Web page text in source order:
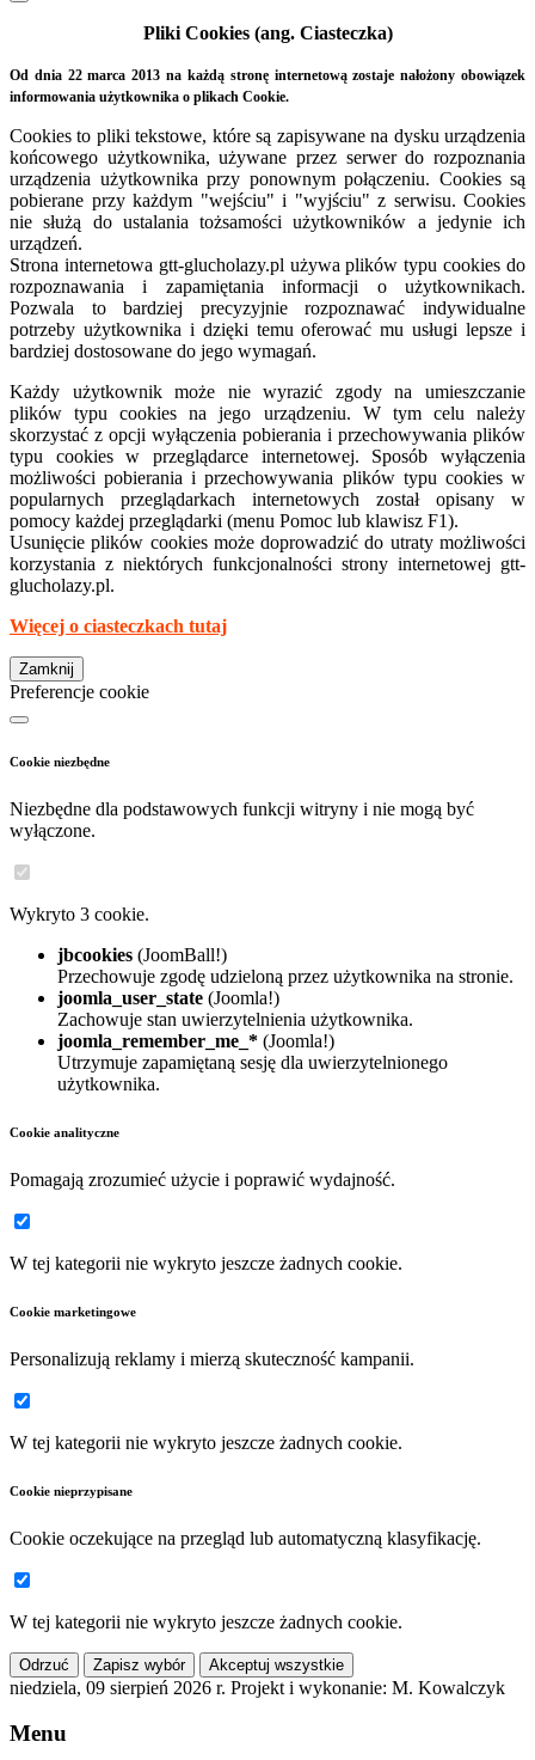
Pliki Cookies (ang. Ciasteczka)
Od dnia 22 marca 2013 na każdą stronę internetową zostaje nałożony obowiązek
informowania użytkownika o plikach Cookie.
Cookies to pliki tekstowe, które są zapisywane na dysku urządzenia
końcowego użytkownika, używane przez serwer do rozpoznania
urządzenia użytkownika przy ponownym połączeniu. Cookies są
pobierane przy każdym "wejściu" i "wyjściu" z serwisu. Cookies
nie służą do ustalania tożsamości użytkowników a jedynie ich
urządzeń.
Strona internetowa gtt-glucholazy.pl używa plików typu cookies do
rozpoznawania i zapamiętania informacji o użytkownikach.
Pozwala to bardziej precyzyjnie rozpoznawać indywidualne
potrzeby użytkownika i dzięki temu oferować mu usługi lepsze i
bardziej dostosowane do jego wymagań.
Każdy użytkownik może nie wyrazić zgody na umieszczanie
plików typu cookies na jego urządzeniu. W tym celu należy
skorzystać z opcji wyłączenia pobierania i przechowywania plików
typu cookies w przeglądarce internetowej. Sposób wyłączenia
możliwości pobierania i przechowywania plików typu cookies w
popularnych przeglądarkach internetowych został opisany w
pomocy każdej przeglądarki (menu Pomoc lub klawisz F1).
Usunięcie plików cookies może doprowadzić do utraty możliwości
korzystania z niektórych funkcjonalności strony internetowej gtt-
glucholazy.pl.
Więcej o ciasteczkach tutaj
Zamknij
Preferencje cookie
Cookie niezbędne
Niezbędne dla podstawowych funkcji witryny i nie mogą być
wyłączone.
Wykryto 3 cookie.
jbcookies (JoomBall!)
Przechowuje zgodę udzieloną przez użytkownika na stronie.
joomla_user_state (Joomla!)
Zachowuje stan uwierzytelnienia użytkownika.
joomla_remember_me_* (Joomla!)
Utrzymuje zapamiętaną sesję dla uwierzytelnionego
użytkownika.
Cookie analityczne
Pomagają zrozumieć użycie i poprawić wydajność.
W tej kategorii nie wykryto jeszcze żadnych cookie.
Cookie marketingowe
Personalizują reklamy i mierzą skuteczność kampanii.
W tej kategorii nie wykryto jeszcze żadnych cookie.
Cookie nieprzypisane
Cookie oczekujące na przegląd lub automatyczną klasyfikację.
W tej kategorii nie wykryto jeszcze żadnych cookie.
Odrzuć Zapisz wybór Akceptuj wszystkie
niedziela, 09 sierpień 2026 r. Projekt i wykonanie: M. Kowalczyk
Menu